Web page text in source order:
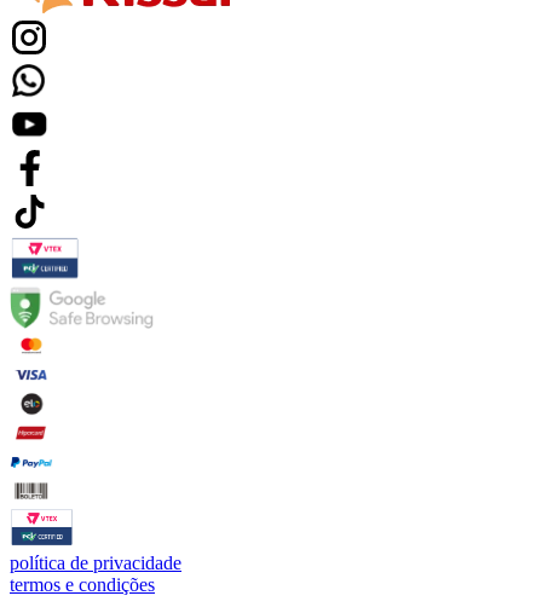
política de privacidade
termos e condições